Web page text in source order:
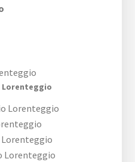
Lorenteggio
Lorenteggio
Lorenteggio